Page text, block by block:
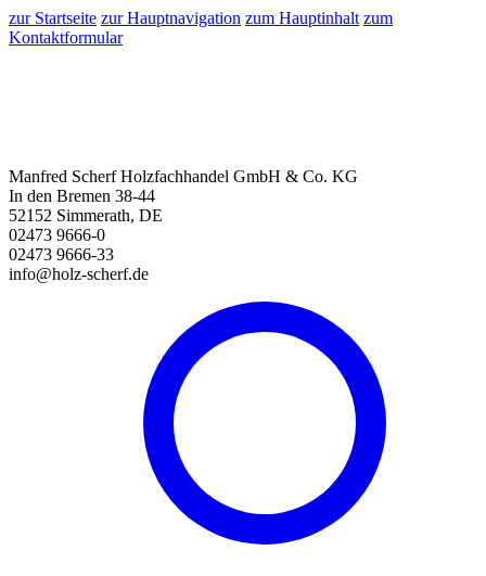
zur Startseite zur Hauptnavigation zum Hauptinhalt zum
Kontaktformular
Manfred Scherf Holzfachhandel GmbH & Co. KG
In den Bremen 38-44
52152 Simmerath, DE
02473 9666-0
02473 9666-33
info@holz-scherf.de